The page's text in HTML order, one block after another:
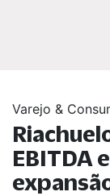
Varejo &
EBITDA